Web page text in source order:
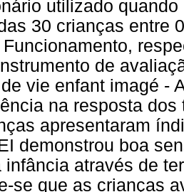
utilizado
30 crianças entre
Funcionamento,
de
vie enfant imagé -
na resposta
apresentaram
demonstrou boa
infância através de
se que as crianças